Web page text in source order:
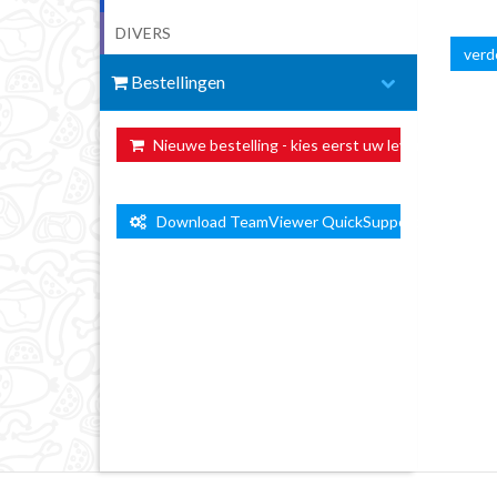
DIVERS
Bestellingen
Nieuwe bestelling - kies eerst uw leverdag ...
Download TeamViewer QuickSupport